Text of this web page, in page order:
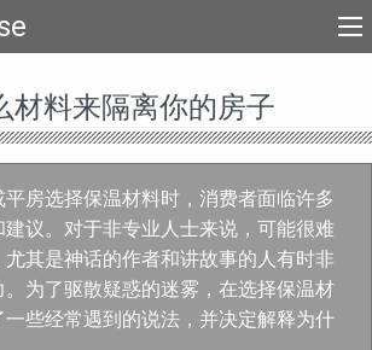
材料来隔离你的房子
房选择保温材料时，消费者面临许多
议。对于非专业人士来说，可能很难
其是神话的作者和讲故事的人有时非
为了驱散疑惑的迷雾，在选择保温材
些经常遇到的说法，并决定解释为什